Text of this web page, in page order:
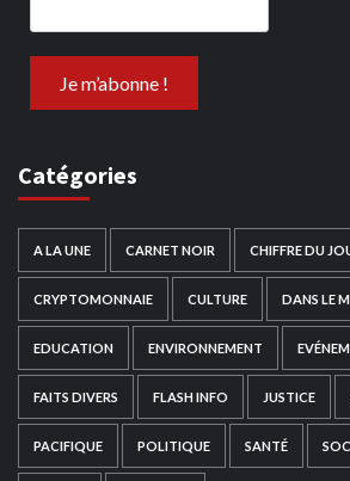
Catégories
A LA UNE CARNET NOIR CHIFFRE DU
CRYPTOMONNAIE CULTURE DANS LE
EDUCATION ENVIRONNEMENT
FAITS DIVERS FLASH INFO JUSTICE
PACIFIQUE POLITIQUE SANTÉ